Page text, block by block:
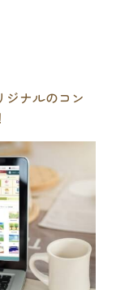
ジナルのコン